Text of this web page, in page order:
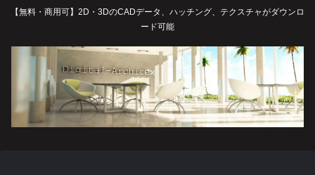
【無料・商用可】2D・3DのCADデータ、ハッチング、テクスチャがダウンロ
ード可能